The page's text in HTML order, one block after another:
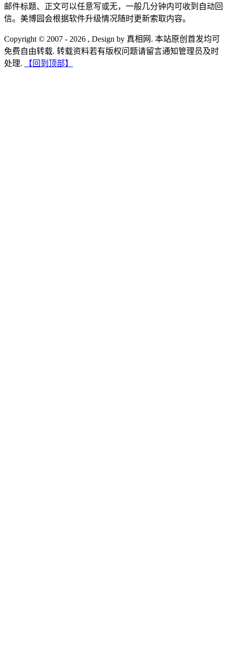
邮件标题、正文可以任意写或无，一般几分钟内可收到自动回
信。美博园会根据软件升级情况随时更新索取内容。
Copyright © 2007 - 2026 , Design by 真相网. 本站原创首发均可
免费自由转载. 转载资料若有版权问题请留言通知管理员及时
处理.
【回到顶部】